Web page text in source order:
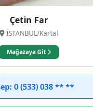
Çetin Far
İSTANBUL/Kartal
Mağazaya Git
0 (533) 038 ** **